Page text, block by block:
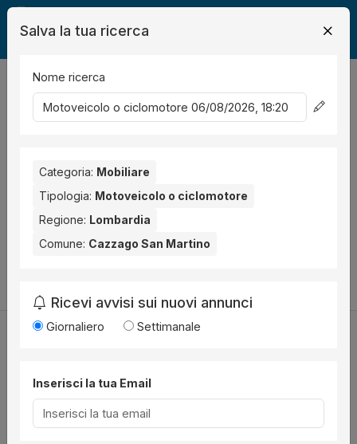
Legalmente Mobili
Motoveicolo
Nessun risultato per il Comune selezionato:
Martino
. Nessun risultato per la Provincia selezionata:
Prova a modificare i parametri di ricerca:
Utilità
Chi siamo
Salva la tua ricerca
Nome ricerca
Categoria: Mobiliare
Tipologia: Motoveicolo o ciclomotore
Regione: Lombardia
Comune: Cazzago San Martino
Ricevi avvisi sui nuovi annunci
Giornaliero Settimanale
Inserisci la tua Email